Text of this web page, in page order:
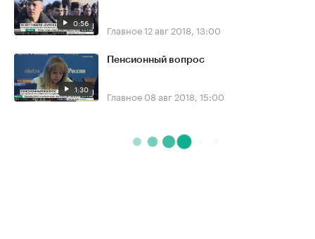
0:56 Главное12 авг 2018, 13:00
1:30
Пенсионный вопрос
Главное 08 авг 2018, 15:00